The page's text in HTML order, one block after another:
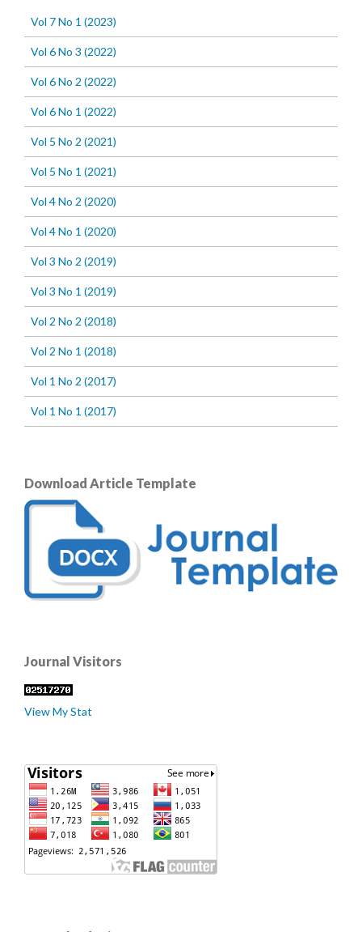
Vol 7 No 1 (2023)
Vol 6 No 3 (2022)
Vol 6 No 2 (2022)
Vol 6 No 1 (2022)
Vol 5 No 2 (2021)
Vol 5 No 1 (2021)
Vol 4 No 2 (2020)
Vol 4 No 1 (2020)
Vol 3 No 2 (2019)
Vol 3 No 1 (2019)
Vol 2 No 2 (2018)
Vol 2 No 1 (2018)
Vol 1 No 2 (2017)
Vol 1 No 1 (2017)
Download Article Template
Journal Visitors
View My Stat